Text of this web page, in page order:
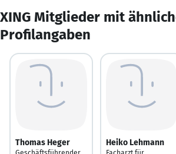
XING Mitglieder mit
Profilangaben
Thomas Heger Heiko Lehmann